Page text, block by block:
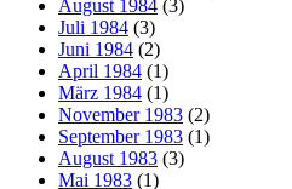
August 1984 (3)
Juli 1984 (3)
Juni 1984 (2)
April 1984 (1)
März 1984 (1)
November 1983 (2)
September 1983 (1)
August 1983 (3)
Mai 1983 (1)